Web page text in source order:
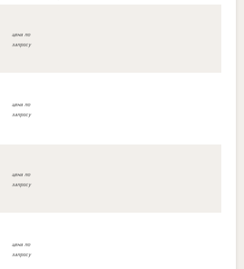
цена по
запросу
цена по
запросу
цена по
запросу
цена по
запросу